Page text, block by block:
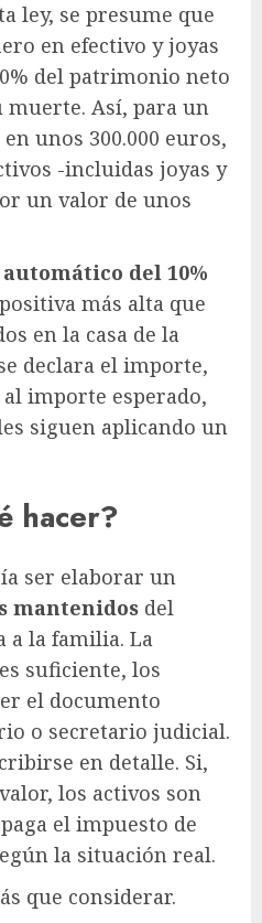
ley, se presume que
en efectivo y joyas
del patrimonio neto
muerte. Así, para un
unos 300.000 euros,
-incluidas joyas y
un valor de unos
del 10%
más alta que
en la casa de la
declara el importe,
importe esperado,
siguen aplicando un
hacer?
ser elaborar un
mantenidos del
la familia. La
suficiente, los
el documento
o secretario judicial.
en detalle. Si,
los activos son
el impuesto de
la situación real.
que considerar.